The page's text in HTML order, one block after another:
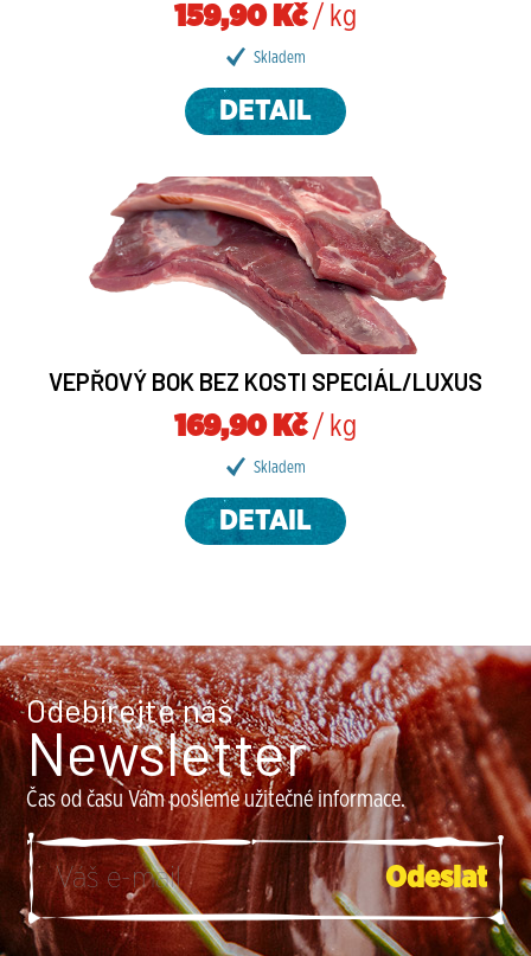
159,90 Kč/ kg
Skladem
DETAIL
VEPŘOVÝ BOK BEZ KOSTI SPECIÁL/LUXUS
169,90 Kč/ kg
Skladem
DETAIL
Odebírejte náš
Newsletter
Čas od času Vám pošleme užitečné informace.